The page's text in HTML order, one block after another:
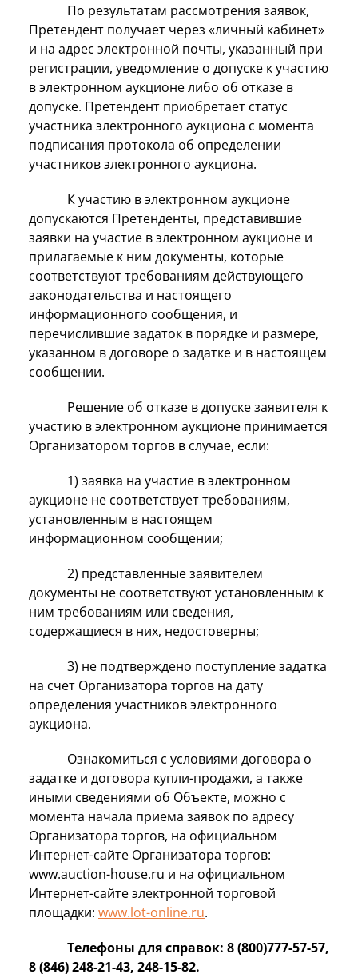
По результатам рассмотрения заявок,
Претендент получает через «личный кабинет»
и на адрес электронной почты, указанный при
регистрации, уведомление о допуске к участию
в электронном аукционе либо об отказе в
допуске. Претендент приобретает статус
участника электронного аукциона с момента
подписания протокола об определении
участников электронного аукциона.
К участию в электронном аукционе
допускаются Претенденты, представившие
заявки на участие в электронном аукционе и
прилагаемые к ним документы, которые
соответствуют требованиям действующего
законодательства и настоящего
информационного сообщения, и
перечислившие задаток в порядке и размере,
указанном в договоре о задатке и в настоящем
сообщении.
Решение об отказе в допуске заявителя к
участию в электронном аукционе принимается
Организатором торгов в случае, если:
1) заявка на участие в электронном
аукционе не соответствует требованиям,
установленным в настоящем
информационном сообщении;
2) представленные заявителем
документы не соответствуют установленным к
ним требованиям или сведения,
содержащиеся в них, недостоверны;
3) не подтверждено поступление задатка
на счет Организатора торгов на дату
определения участников электронного
аукциона.
Ознакомиться с условиями договора о
задатке и договора купли-продажи, а также
иными сведениями об Объекте, можно с
момента начала приема заявок по адресу
Организатора торгов, на официальном
Интернет-сайте Организатора торгов:
www.auction-house.ru и на официальном
Интернет-сайте электронной торговой
площадки: www.lot-online.ru.
Телефоны для справок: 8 (800)777-57-57,
8 (846) 248-21-43, 248-15-82.